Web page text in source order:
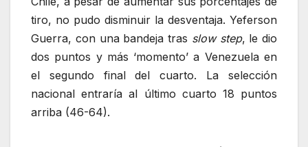
tiro, no pudo disminuir la desventaja. Yeferson
Guerra, con una bandeja tras slow step, le dio
dos puntos y más ‘momento’ a Venezuela en
el segundo final del cuarto. La selección
nacional entraría al último cuarto 18 puntos
arriba (46-64).